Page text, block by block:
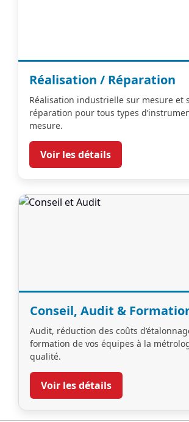
Réalisation / Réparation
Réalisation industrielle sur mesure et
réparation pour tous types
mesure.
Voir les détails
Conseil, Audit &
Audit, réduction des coûts
formation de vos équipes à la
qualité.
Voir les détails